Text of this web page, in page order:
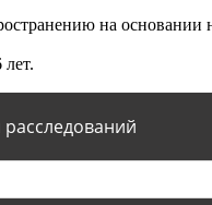
на основании